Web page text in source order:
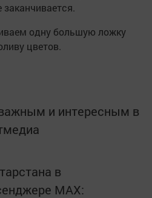
одну большую ложку
цветов.
и интересным в
в
MАХ: